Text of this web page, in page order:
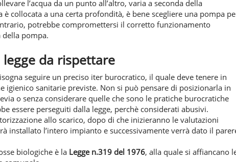
l’acqua da un punto all’altro, varia a seconda della
è collocata a una certa profondità, è bene scegliere una pompa
potrebbe compromettersi il corretto funzionamento
della pompa.
da rispettare
seguire un preciso iter burocratico, il quale deve tenere in
igienico sanitarie previste. Non si può pensare di posizionarla in
o senza considerare quelle che sono le pratiche burocratiche
essere perseguiti dalla legge, perchè considerati abusivi.
allo scarico, dopo di che inizieranno le valutazioni
installato l’intero impianto e successivamente verrà dato il
biologiche è la Legge n.319 del 1976, alla quale si affiancano